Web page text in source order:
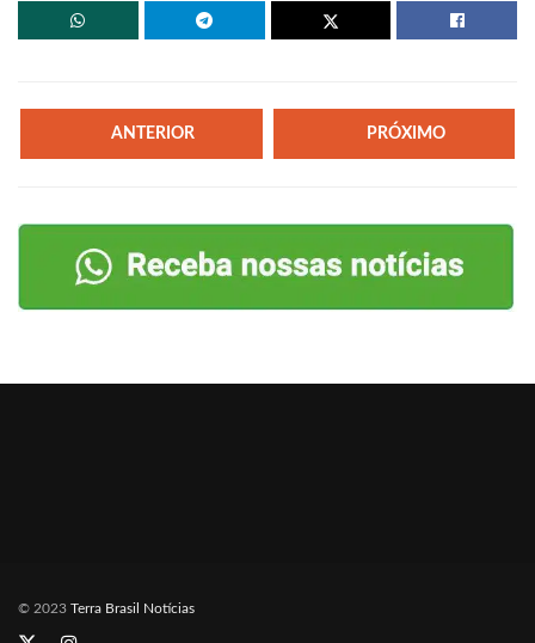
ANTERIOR PRÓXIMO
© 2023 Terra Brasil Notícias